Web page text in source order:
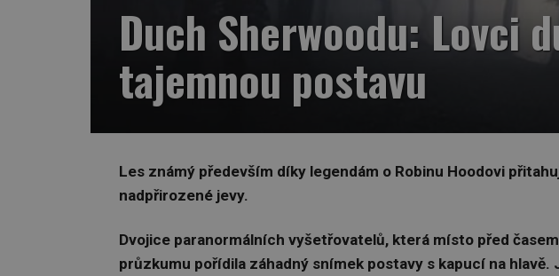
Duch Sherwoodu: Lovci
tajemnou postavu
Les známý především díky legendám o Robinu Hoodovi
nadpřirozené jevy.
Dvojice paranormálních vyšetřovatelů, která místo před
průzkumu pořídila záhadný snímek postavy s kapucí na